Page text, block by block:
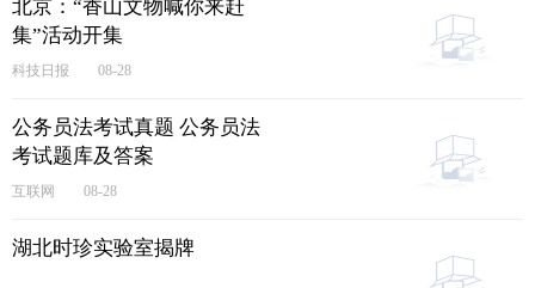
北京：“香山文物喊你来赶
集”活动开集
科技日报 08-28
公务员法考试真题 公务员法
考试题库及答案
互联网 08-28
湖北时珍实验室揭牌